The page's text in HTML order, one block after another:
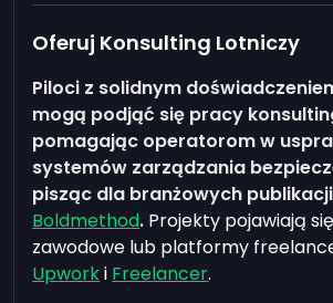
Oferuj Konsulting Lotniczy
Piloci z solidnym
mogą podjąć się pracy
pomagając operatorom w
systemów zarządzania
pisząc dla branżowych
Boldmethod. Projekty pojawiają
zawodowe lub platformy
Upworki Freelancer.